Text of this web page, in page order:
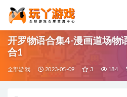
开罗物语合集4-漫画道场物
合1
全部游戏 2023-05-09 3 184